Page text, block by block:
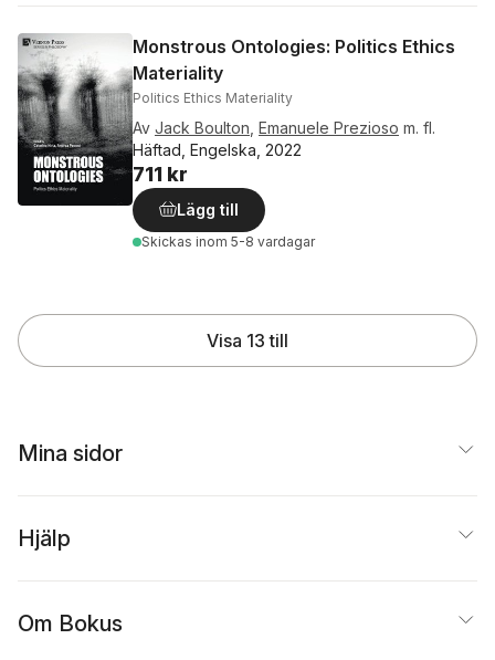
Monstrous Ontologies: Politics Ethics
Materiality
Politics Ethics Materiality
Av Jack Boulton Emanuele Prezioso m. fl.
Häftad, Engelska, 2022
711 kr
Lägg till
Skickas inom 5-8 vardagar
Visa 13 till
Mina sidor
Hjälp
Om Bokus